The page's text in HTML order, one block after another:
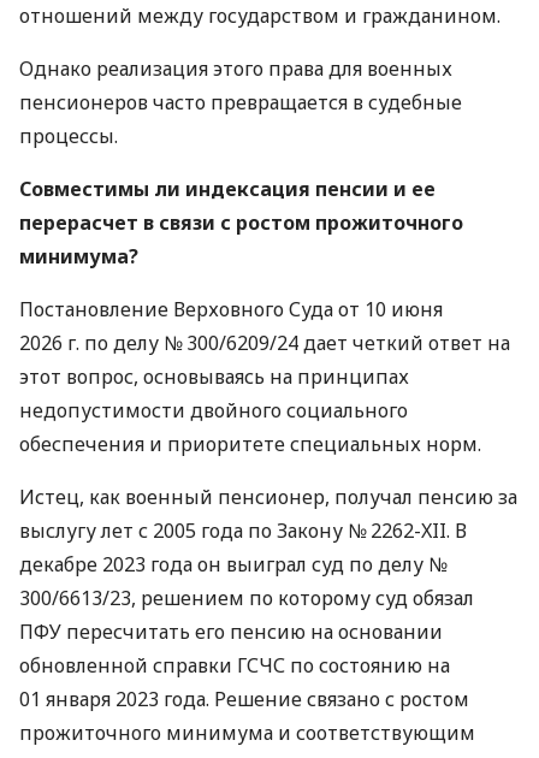
отношений между государством и гражданином.
Однако реализация этого права для военных
пенсионеров часто превращается в судебные
процессы.
Совместимы ли индексация пенсии и ее
перерасчет в связи с ростом прожиточного
минимума?
Постановление Верховного Суда от 10 июня
2026 г. по делу № 300/6209/24 дает четкий ответ на
этот вопрос, основываясь на принципах
недопустимости двойного социального
обеспечения и приоритете специальных норм.
Истец, как военный пенсионер, получал пенсию за
выслугу лет с 2005 года по Закону № 2262-XII. В
декабре 2023 года он выиграл суд по делу №
300/6613/23, решением по которому суд обязал
ПФУ пересчитать его пенсию на основании
обновленной справки ГСЧС по состоянию на
01 января 2023 года. Решение связано с ростом
прожиточного минимума и соответствующим